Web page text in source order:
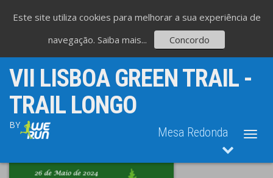
VII LISBOA GREEN TRAIL -
TRAIL LONGO
BY Mesa Redonda
Este site utiliza cookies para melhorar a sua experiência de
navegação. Saiba mais... Concordo